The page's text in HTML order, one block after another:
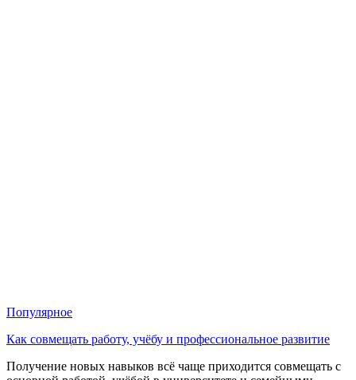
Популярное
Как совмещать работу, учёбу и профессиональное развитие
Получение новых навыков всё чаще приходится совмещать с